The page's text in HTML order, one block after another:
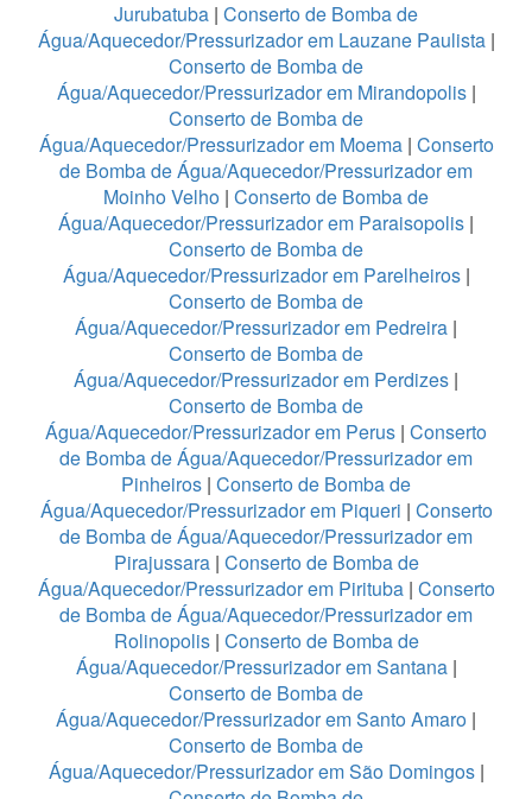
Jurubatuba | Conserto de Bomba de
Água/Aquecedor/Pressurizador em Lauzane Paulista |
Conserto de Bomba de
Água/Aquecedor/Pressurizador em Mirandopolis|
Conserto de Bomba de
Água/Aquecedor/Pressurizador em Moema| Conserto
de Bomba de Água/Aquecedor/Pressurizador em
Moinho Velho | Conserto de Bomba de
Água/Aquecedor/Pressurizador em Paraisopolis |
Conserto de Bomba de
Água/Aquecedor/Pressurizador em Parelheiros|
Conserto de Bomba de
Água/Aquecedor/Pressurizador em Pedreira |
Conserto de Bomba de
Água/Aquecedor/Pressurizador em Perdizes |
Conserto de Bomba de
Água/Aquecedor/Pressurizador em Perus | Conserto
de Bomba de Água/Aquecedor/Pressurizador em
Pinheiros | Conserto de Bomba de
Água/Aquecedor/Pressurizador em Piqueri | Conserto
de Bomba de Água/Aquecedor/Pressurizador em
Pirajussara| Conserto de Bomba de
Água/Aquecedor/Pressurizador em Pirituba| Conserto
de Bomba de Água/Aquecedor/Pressurizador em
Rolinopolis| Conserto de Bomba de
Água/Aquecedor/Pressurizador em Santana|
Conserto de Bomba de
Água/Aquecedor/Pressurizador em Santo Amaro |
Conserto de Bomba de
Água/Aquecedor/Pressurizador em São Domingos|